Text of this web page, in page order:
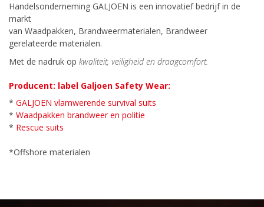
Handelsonderneming GALJOEN is een innovatief bedrijf in de
markt
van Waadpakken, Brandweermaterialen, Brandweer
gerelateerde materialen.
Met de nadruk op kwaliteit, veiligheid en draagcomfort.
Producent: label Galjoen Safety Wear:
* GALJOEN vlamwerende survival suits
* Waadpakken brandweer en politie
* Rescue suits
*Offshore materialen